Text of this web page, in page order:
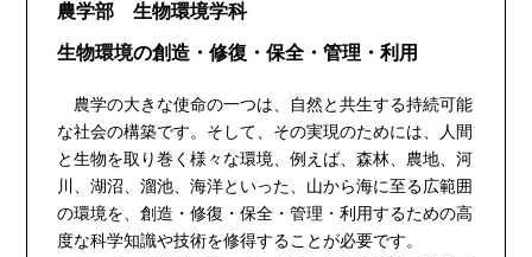
農学部 生物環境学科
生物環境の創造・修復・保全・管理・利用
農学の大きな使命の一つは、自然と共生する持続可能
な社会の構築です。そして、その実現のためには、人間
と生物を取り巻く様々な環境、例えば、森林、農地、河
川、湖沼、溜池、海洋といった、山から海に至る広範囲
の環境を、創造・修復・保全・管理・利用するための高
度な科学知識や技術を修得することが必要です。